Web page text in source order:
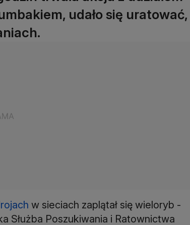
udało się uratować,
w sieciach zaplątał się wieloryb -
Służba Poszukiwania i Ratownictwa